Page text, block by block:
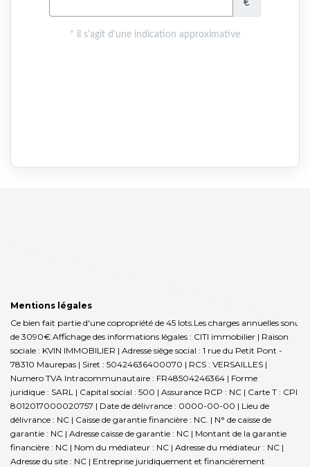
Mentions légales
Ce bien fait partie d'une copropriété de 45 lots.Les charges annuelles sont
de 3090€. Affichage des informations légales : CITI immobilier | Raison
sociale : KVIN IMMOBILIER | Adresse siège social : 1 rue du Petit Pont -
78310 Maurepas | Siret : 50424636400070 | RCS : VERSAILLES |
Numero TVA Intracommunautaire : FR48504246364 | Forme
juridique : SARL | Capital social : 500 | Assurance RCP : NC | Carte T : CPI
8012017000020757 | Date de délivrance : 0000-00-00 | Lieu de
délivrance : NC | Caisse de garantie financière : NC. | N° de caisse de
garantie : NC | Adresse caisse de garantie : NC | Montant de la garantie
financière : NC | Nom du médiateur : NC | Adresse du médiateur : NC |
Adresse du site : NC | Entreprise juridiquement et financièrement